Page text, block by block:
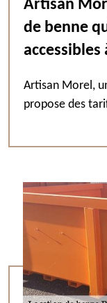
Artisan
de benne
accessibles
Artisan Morel,
propose des